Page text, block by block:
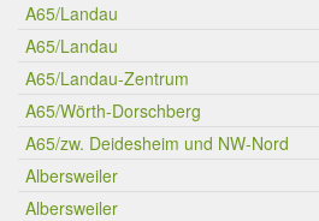
A65/Landau
A65/Landau
A65/Landau-Zentrum
A65/Wörth-Dorschberg
A65/zw. Deidesheim und NW-Nord
Albersweiler
Albersweiler